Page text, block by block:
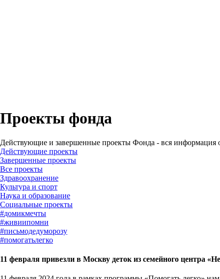
Проекты фонда
Действующие и завершенные проекты Фонда - вся информация
Действующие проекты
Завершенные проекты
#домикмечты
#живиипомни
#письмодедуморозу
#помогатьлегко
11 февраля привезли в Москву деток из семейного центра